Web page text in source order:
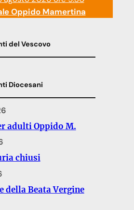
Oppido Mamertina
del Vescovo
Diocesani
adulti Oppido M.
chiusi
della Beata Vergine